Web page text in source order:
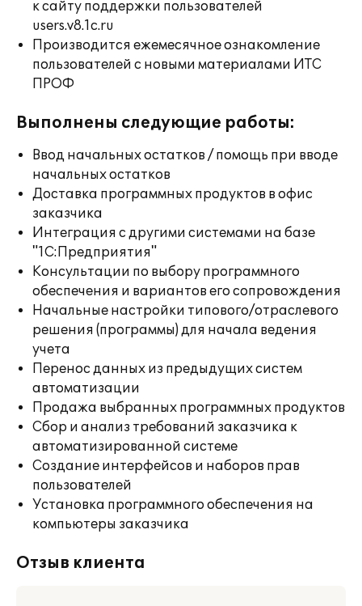
к сайту поддержки пользователей
users.v8.1c.ru
Производится ежемесячное ознакомление
пользователей с новыми материалами ИТС
ПРОФ
Выполнены следующие работы:
Ввод начальных остатков / помощь при вводе
начальных остатков
Доставка программных продуктов в офис
заказчика
Интеграция с другими системами на базе
"1С:Предприятия"
Консультации по выбору программного
обеспечения и вариантов его сопровождения
Начальные настройки типового/отраслевого
решения (программы) для начала ведения
учета
Перенос данных из предыдущих систем
автоматизации
Продажа выбранных программных продуктов
Сбор и анализ требований заказчика к
автоматизированной системе
Создание интерфейсов и наборов прав
пользователей
Установка программного обеспечения на
компьютеры заказчика
Отзыв клиента